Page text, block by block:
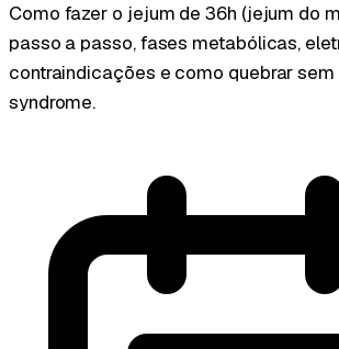
Como fazer o jejum de 36h (jejum do
passo a passo, fases metabólicas,
contraindicações e como quebrar sem
syndrome.